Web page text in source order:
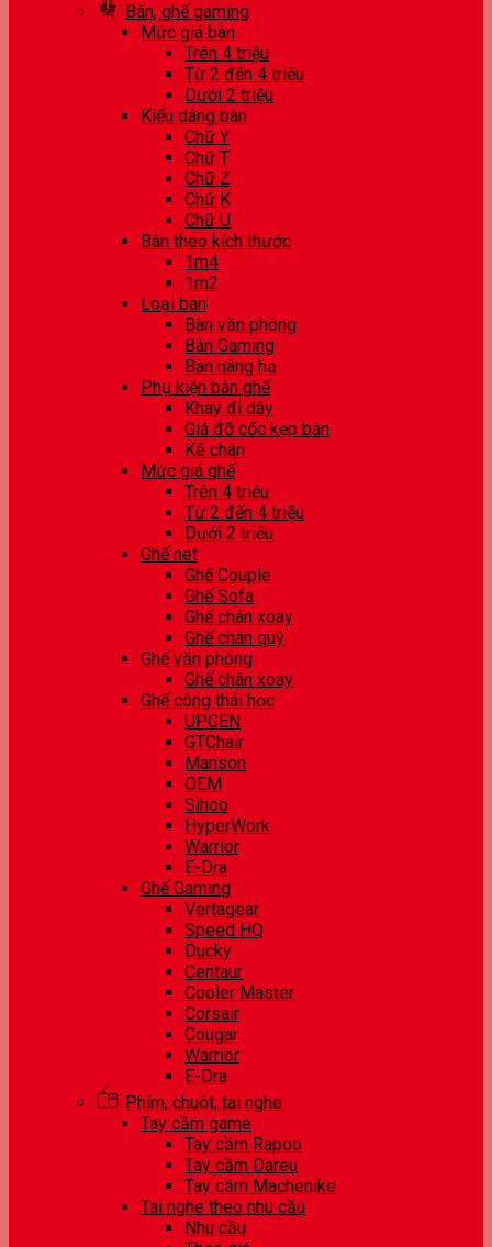
Bàn, ghế gaming
Mức giá bàn
Trên 4 triệu
Từ 2 đến 4 triệu
Dưới 2 triệu
Kiểu dáng bàn
Chữ Y
Chữ T
Chữ Z
Chữ K
Chữ U
Bàn theo kích thước
1m4
1m2
Loại bàn
Bàn văn phòng
Bàn Gaming
Bàn nâng hạ
Phụ kiện bàn ghế
Khay đi dây
Giá đỡ cốc kẹp bàn
Kê chân
Mức giá ghế
Trên 4 triệu
Từ 2 đến 4 triệu
Dưới 2 triệu
Ghế net
Ghế Couple
Ghế Sofa
Ghế chân xoay
Ghế chân quỳ
Ghế văn phòng
Ghế chân xoay
Ghế công thái học
UPGEN
GTChair
Manson
OEM
Sihoo
HyperWork
Warrior
E-Dra
Ghế Gaming
Vertagear
Speed HQ
Ducky
Centaur
Cooler Master
Corsair
Cougar
Warrior
E-Dra
Phím, chuột, tai nghe
Tay cầm game
Tay cầm Rapoo
Tay cầm Dareu
Tay cầm Machenike
Tai nghe theo nhu cầu
Nhu cầu